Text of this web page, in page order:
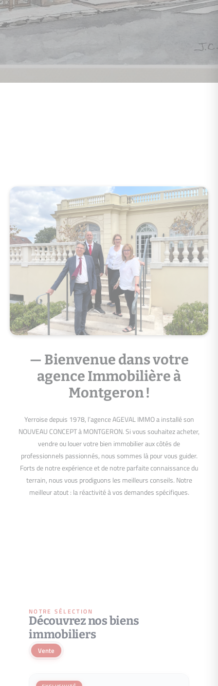
— Bienvenue dans votre
agence Immobilière à
Montgeron !
Yerroise depuis 1978, l’agence AGEVAL IMMO a installé son
NOUVEAU CONCEPT à MONTGERON. Si vous souhaitez acheter,
vendre ou louer votre bien immobilier aux côtés de
professionnels passionnés, nous sommes là pour vous guider.
Forts de notre expérience et de notre parfaite connaissance du
terrain, nous vous prodiguons les meilleurs conseils. Notre
meilleur atout : la réactivité à vos demandes spécifiques.
NOTRE SÉLECTION
Découvrez nos biens
immobiliers
Vente